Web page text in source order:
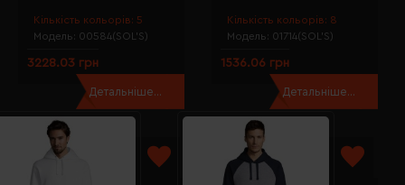
Кількість кольорів: 5
Модель: 00584(SOL’S)
3228.03 грн
Детальніше...
Кількість кольорів: 8
Модель: 01714(SOL’S)
1536.06 грн
Детальніше...